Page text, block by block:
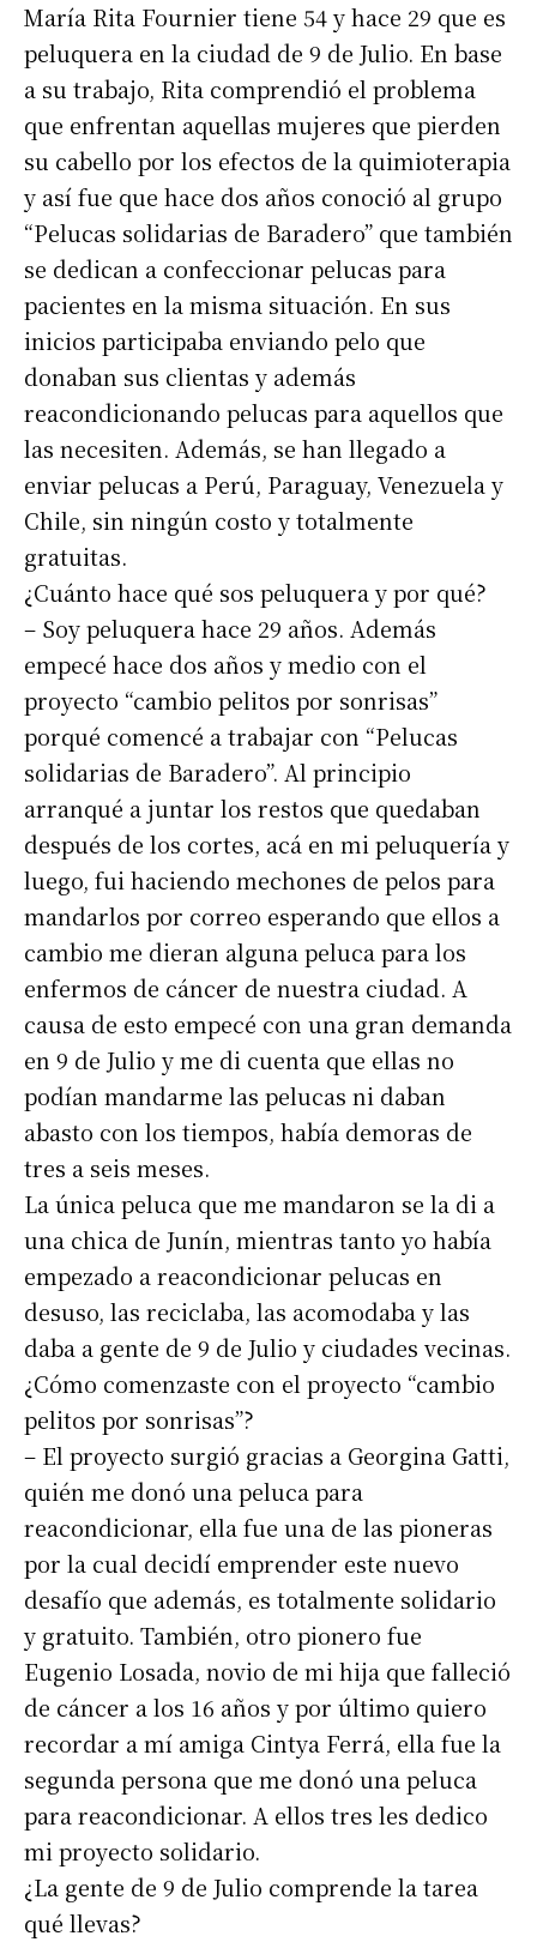
María Rita Fournier tiene 54 y hace 29 que es
peluquera en la ciudad de 9 de Julio. En base
a su trabajo, Rita comprendió el problema
que enfrentan aquellas mujeres que pierden
su cabello por los efectos de la quimioterapia
y así fue que hace dos años conoció al grupo
“Pelucas solidarias de Baradero” que también
se dedican a confeccionar pelucas para
pacientes en la misma situación. En sus
inicios participaba enviando pelo que
donaban sus clientas y además
reacondicionando pelucas para aquellos que
las necesiten. Además, se han llegado a
enviar pelucas a Perú, Paraguay, Venezuela y
Chile, sin ningún costo y totalmente
gratuitas.
¿Cuánto hace qué sos peluquera y por qué?
– Soy peluquera hace 29 años. Además
empecé hace dos años y medio con el
proyecto “cambio pelitos por sonrisas”
porqué comencé a trabajar con “Pelucas
solidarias de Baradero”. Al principio
arranqué a juntar los restos que quedaban
después de los cortes, acá en mi peluquería y
luego, fui haciendo mechones de pelos para
mandarlos por correo esperando que ellos a
cambio me dieran alguna peluca para los
enfermos de cáncer de nuestra ciudad. A
causa de esto empecé con una gran demanda
en 9 de Julio y me di cuenta que ellas no
podían mandarme las pelucas ni daban
abasto con los tiempos, había demoras de
tres a seis meses.
La única peluca que me mandaron se la di a
una chica de Junín, mientras tanto yo había
empezado a reacondicionar pelucas en
desuso, las reciclaba, las acomodaba y las
daba a gente de 9 de Julio y ciudades vecinas.
¿Cómo comenzaste con el proyecto “cambio
pelitos por sonrisas”?
– El proyecto surgió gracias a Georgina Gatti,
quién me donó una peluca para
reacondicionar, ella fue una de las pioneras
por la cual decidí emprender este nuevo
desafío que además, es totalmente solidario
y gratuito. También, otro pionero fue
Eugenio Losada, novio de mi hija que falleció
de cáncer a los 16 años y por último quiero
recordar a mí amiga Cintya Ferrá, ella fue la
segunda persona que me donó una peluca
para reacondicionar. A ellos tres les dedico
mi proyecto solidario.
¿La gente de 9 de Julio comprende la tarea
qué llevas?